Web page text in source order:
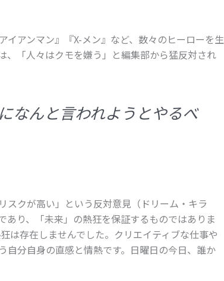
アンマン』『X-メン』など、数々のヒーローを生
、「人々はクモを嫌う」と編集部から猛反対され
なんと言われようとやるべ
クが高い」という反対意見（ドリーム・キラ
り、「未来」の熱狂を保証するものではありま
は存在しませんでした。クリエイティブな仕事や
分自身の直感と情熱です。日曜日の今日、誰か